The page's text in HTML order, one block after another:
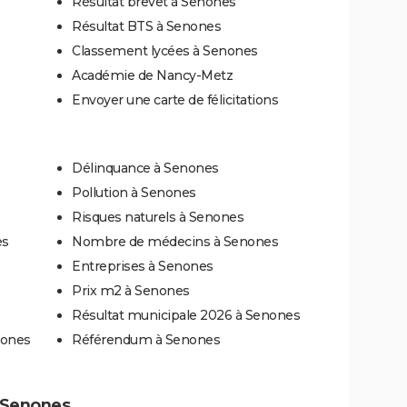
Résultat BTS à Senones
Classement lycées à Senones
Académie de Nancy-Metz
Envoyer une carte de félicitations
Délinquance à Senones
Pollution à Senones
Risques naturels à Senones
Nombre de médecins à Senones
Entreprises à Senones
Prix m2 à Senones
Résultat municipale 2026 à Senones
Référendum à Senones